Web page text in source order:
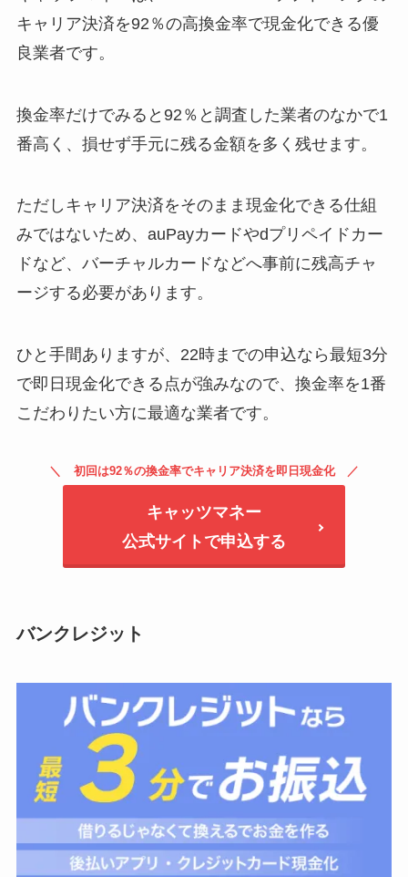
キャリア決済を92％の高換金率で現金化できる優
良業者です。
換金率だけでみると92％と調査した業者のなかで1
番高く、損せず手元に残る金額を多く残せます。
ただしキャリア決済をそのまま現金化できる仕組
みではないため、auPayカードやdプリペイドカー
ドなど、バーチャルカードなどへ事前に残高チャ
ージする必要があります。
ひと手間ありますが、22時までの申込なら最短3分
で即日現金化できる点が強みなので、換金率を1番
こだわりたい方に最適な業者です。
初回は92％の換金率でキャリア決済を即日現金化
キャッツマネー
公式サイトで申込する
バンクレジット